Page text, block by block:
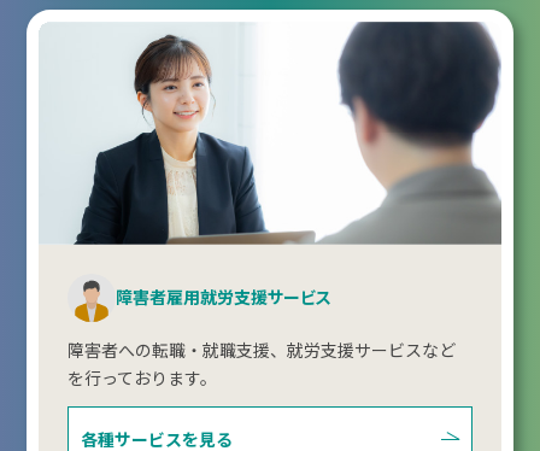
障害者雇用就労支援サービス
障害者への転職・就職支援、就労支援サービスなど
を行っております。
各種サービスを見る